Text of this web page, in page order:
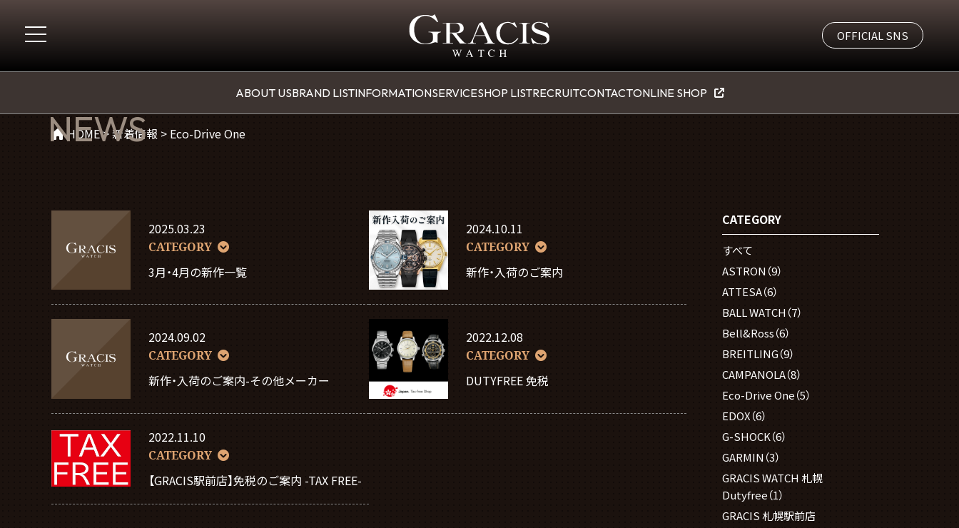
OFFICIAL SNS
ABOUT USBRAND LISTINFORMATIONSERVICESHOP LISTRECRUITCONTACTONLINE SHOP
NEWS
HOME>新着情報 > Eco-Drive One
2025.03.23
CATEGORY
3月・4月の新作一覧
2024.10.11
CATEGORY
新作・入荷のご案内
2024.09.02
CATEGORY
新作・入荷のご案内-その他メーカー
2022.12.08
CATEGORY
DUTYFREE 免税
2022.11.10
CATEGORY
【GRACIS駅前店】免税のご案内 -TAX FREE-
CATEGORY
すべて
ASTRON （9）
ATTESA（6）
BALL WATCH （7）
Bell&Ross（6）
BREITLING（9）
CAMPANOLA（8）
Eco-Drive One（5）
EDOX（6）
G-SHOCK（6）
GARMIN （3）
GRACIS WATCH 札幌
Dutyfree（1）
GRACIS 札幌駅前店